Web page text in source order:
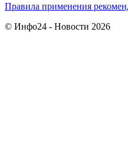
Правила применения
© Инфо24 - Новости 2026